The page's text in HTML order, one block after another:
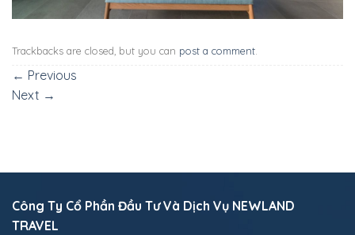
Trackbacks are closed, but you can post a comment
← Previous
Next →
Công Ty Cổ Phần Đầu Tư Và Dịch Vụ NEWLAND
TRAVEL